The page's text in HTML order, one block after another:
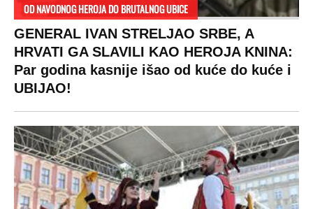
OD NAVODNOG HEROJA DO BRUTALNOG UBICE
GENERAL IVAN STRELJAO SRBE, A
HRVATI GA SLAVILI KAO HEROJA KNINA:
Par godina kasnije išao od kuće do kuće i
UBIJAO!